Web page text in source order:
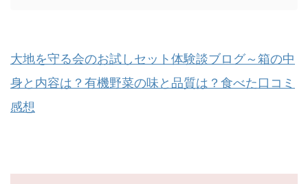
大地を守る会のお試しセット体験談ブログ～箱の中
身と内容は？有機野菜の味と品質は？食べた口コミ
感想